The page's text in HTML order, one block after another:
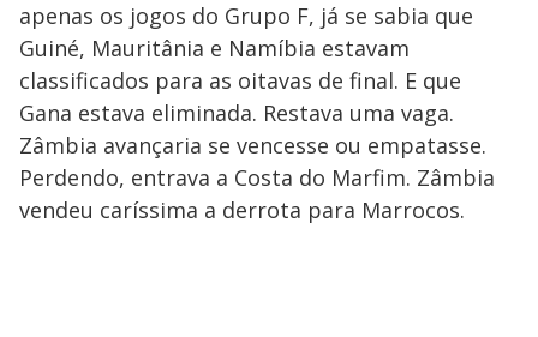
apenas os jogos do Grupo F, já se sabia que
Guiné, Mauritânia e Namíbia estavam
classificados para as oitavas de final. E que
Gana estava eliminada. Restava uma vaga.
Zâmbia avançaria se vencesse ou empatasse.
Perdendo, entrava a Costa do Marfim. Zâmbia
vendeu caríssima a derrota para Marrocos.